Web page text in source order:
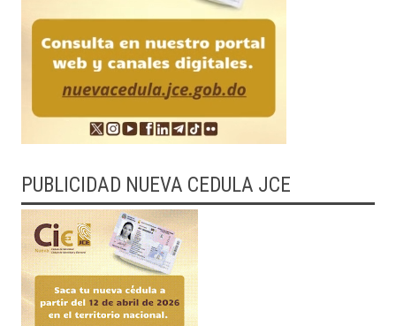
PUBLICIDAD NUEVA CEDULA JCE